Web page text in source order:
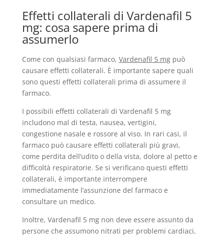
Effetti collaterali di Vardenafil 5
mg: cosa sapere prima di
assumerlo
Come con qualsiasi farmaco, Vardenafil 5 mgpuò
causare effetti collaterali. È importante sapere quali
sono questi effetti collaterali prima di assumere il
farmaco.
I possibili effetti collaterali di Vardenafil 5 mg
includono mal di testa, nausea, vertigini,
congestione nasale e rossore al viso. In rari casi, il
farmaco può causare effetti collaterali più gravi,
come perdita dell’udito o della vista, dolore al petto e
difficoltà respiratorie. Se si verificano questi effetti
collaterali, è importante interrompere
immediatamente l’assunzione del farmaco e
consultare un medico.
Inoltre, Vardenafil 5 mg non deve essere assunto da
persone che assumono nitrati per problemi cardiaci,